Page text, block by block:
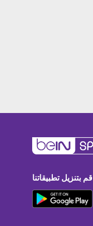
قم بتنزيل تطبيقاتنا